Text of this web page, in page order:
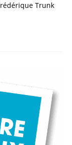
Trunk